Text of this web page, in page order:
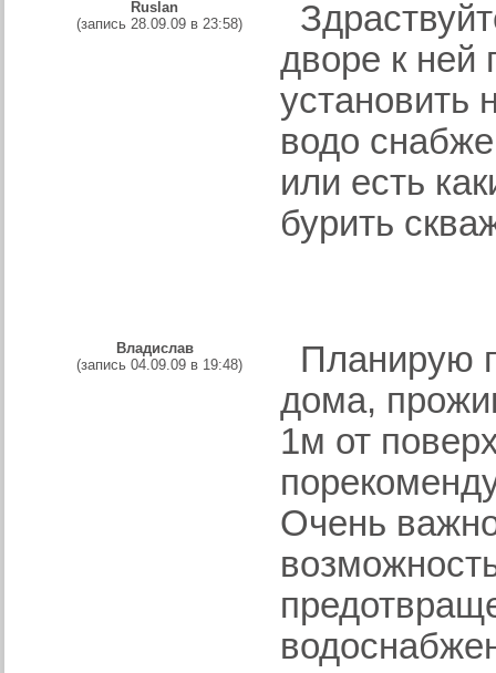
Ruslan
(запись 28.09.09 в 23:58)
дворе к ней
установить
водо
или есть
бурить
Владислав
(запись 04.09.09 в 19:48)
Планирую
дома,
1м от
Очень